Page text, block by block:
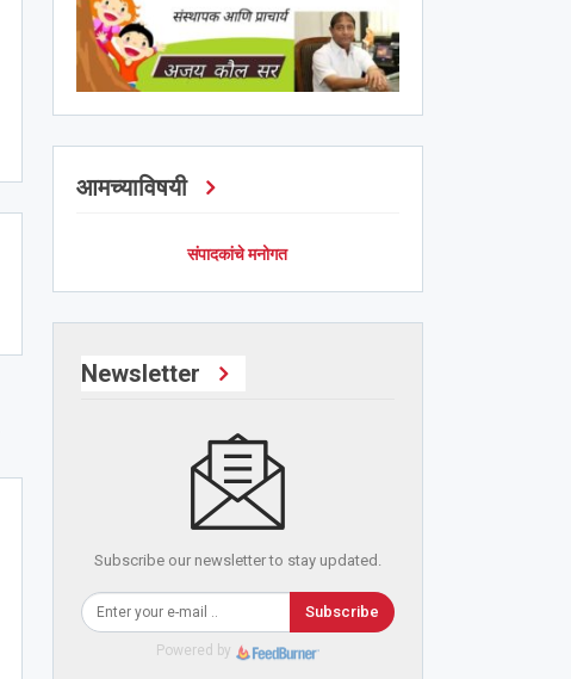
आमच्याविषयी
संपादकांचे मनोगत
Newsletter
Subscribe our newsletter to stay updated.
Subscribe
Powered by